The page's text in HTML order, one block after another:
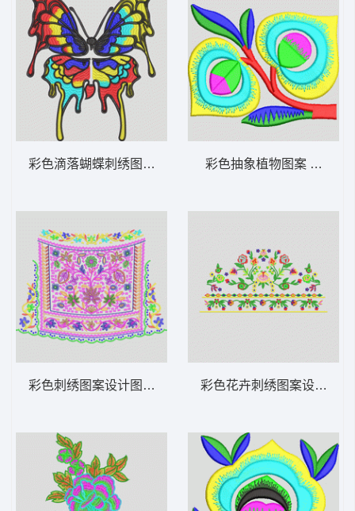
彩色滴落蝴蝶刺绣图案 蝴蝶
彩色刺绣图案设计图 靓花
彩色抽象植物图案 简单花
彩色花卉刺绣图案设计 抽象